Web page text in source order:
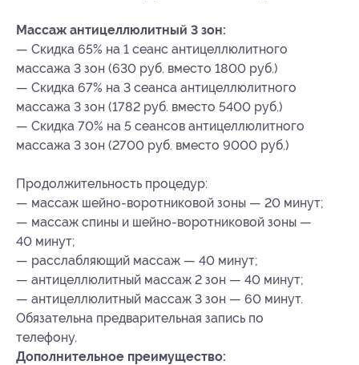
Массаж антицеллюлитный 3 зон:
— Скидка 65% на 1 сеанс антицеллюлитного
массажа 3 зон (630 руб. вместо 1800 руб.)
— Скидка 67% на 3 сеанса антицеллюлитного
массажа 3 зон (1782 руб. вместо 5400 руб.)
— Скидка 70% на 5 сеансов антицеллюлитного
массажа 3 зон (2700 руб. вместо 9000 руб.)
Продолжительность процедур:
— массаж шейно-воротниковой зоны — 20 минут;
— массаж спины и шейно-воротниковой зоны —
40 минут;
— расслабляющий массаж — 40 минут;
— антицеллюлитный массаж 2 зон — 40 минут;
— антицеллюлитный массаж 3 зон — 60 минут.
Обязательна предварительная запись по
телефону.
Дополнительное преимущество: